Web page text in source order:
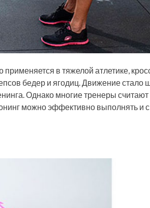
в тяжелой атлетике,
бедер и ягодиц. Движение стало
Однако многие тренеры считают
можно эффективно выполнять и с